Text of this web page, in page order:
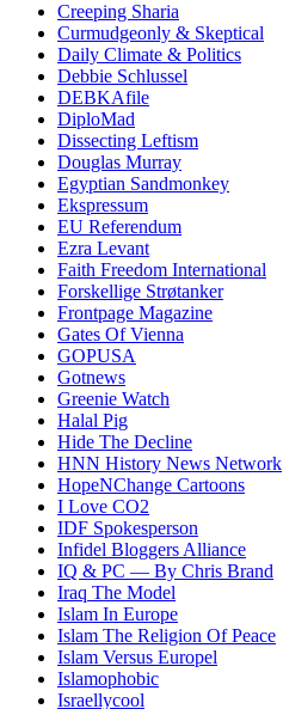
Creeping Sharia
Curmudgeonly & Skeptical
Daily Climate & Politics
Debbie Schlussel
DEBKAfile
DiploMad
Dissecting Leftism
Douglas Murray
Egyptian Sandmonkey
Ekspressum
EU Referendum
Ezra Levant
Faith Freedom International
Forskellige Strøtanker
Frontpage Magazine
Gates Of Vienna
GOPUSA
Gotnews
Greenie Watch
Halal Pig
Hide The Decline
HNN History News Network
HopeNChange Cartoons
I Love CO2
IDF Spokesperson
Infidel Bloggers Alliance
IQ & PC — By Chris Brand
Iraq The Model
Islam In Europe
Islam The Religion Of Peace
Islam Versus Europel
Islamophobic
Israellycool